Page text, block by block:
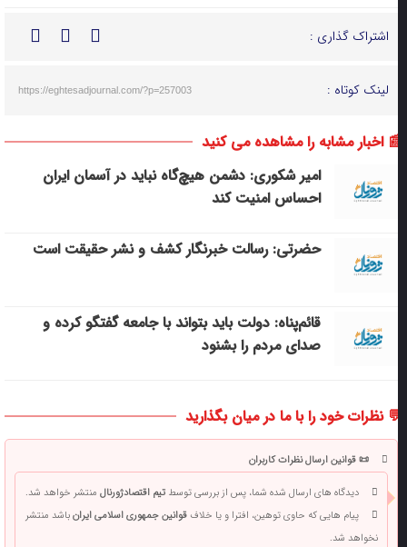
اشتراک گذاری :
لینک کوتاه : https://eghtesadjournal.com/?p=257003
اخبار مشابه را مشاهده می کنید
امیر شکوری: دشمن هیچ‌گاه نباید در آسمان ایران
احساس امنیت کند
حضرتی: رسالت خبرنگار کشف و نشر حقیقت است
قائم‌پناه: دولت باید بتواند با جامعه گفتگو کرده و
صدای مردم را بشنود
نظرات خود را با ما در میان بگذارید
📜 قوانین ارسال نظرات کاربران
دیدگاه های ارسال شده شما، پس از بررسی توسطتیم اقتصادژورنالمنتشر خواهد شد.
پیام هایی که حاوی توهین، افترا و یا خلافقوانین جمهوری اسلامی ایرانباشد منتشر
نخواهد شد.